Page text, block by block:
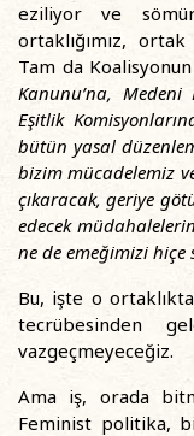
eziliyor ve
ortaklığımız,
Tam da
Kanunu’na, Medeni
Eşitlik
bütün yasal
bizim mücadelemiz
çıkaracak, geriye
edecek
ne de emeğimizi hiçe
Bu, işte o
tecrübesinden
vazgeçmeyeceğiz.
Ama iş, orada
Feminist politika,